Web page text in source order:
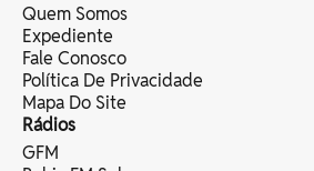
Quem Somos
Expediente
Fale Conosco
Política De Privacidade
Mapa Do Site
Rádios
GFM